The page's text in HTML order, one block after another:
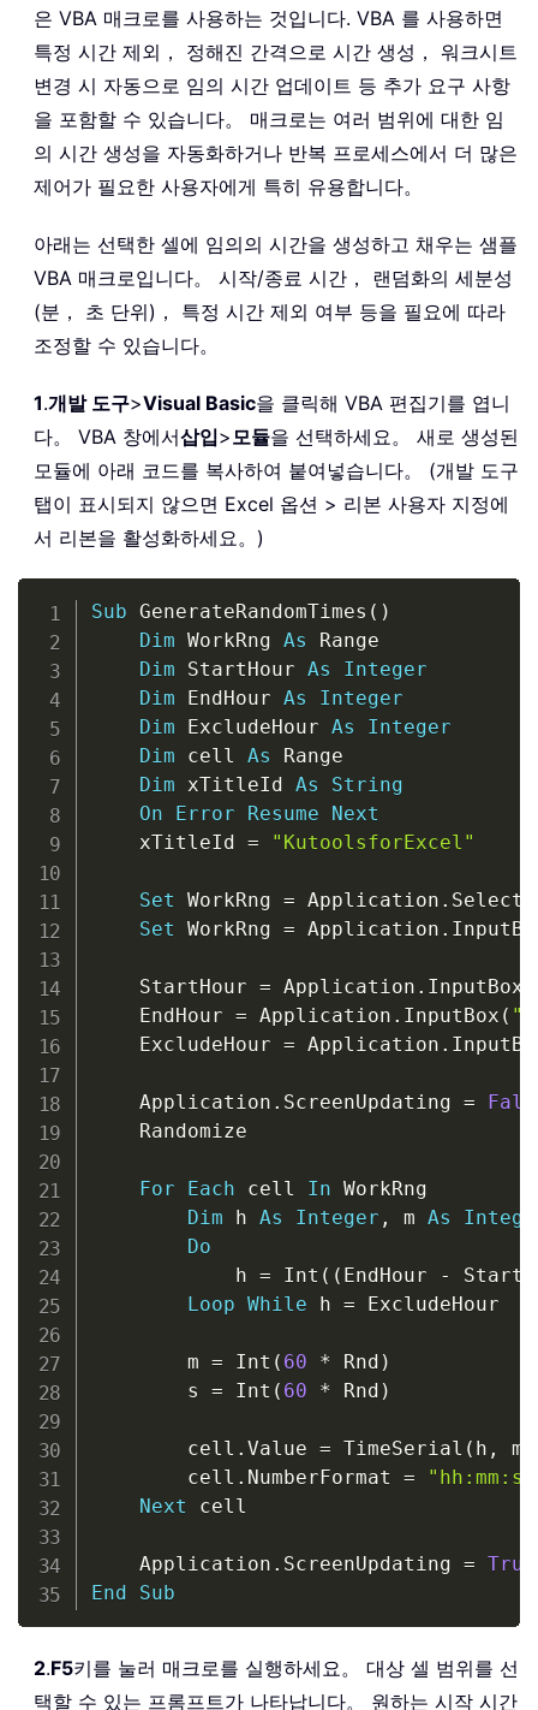
은 VBA 매크로를 사용하는 것입니다. VBA 를 사용하면
특정 시간 제외， 정해진 간격으로 시간 생성， 워크시트
변경 시 자동으로 임의 시간 업데이트 등 추가 요구 사항
을 포함할 수 있습니다。 매크로는 여러 범위에 대한 임
의 시간 생성을 자동화하거나 반복 프로세스에서 더 많은
제어가 필요한 사용자에게 특히 유용합니다。
아래는 선택한 셀에 임의의 시간을 생성하고 채우는 샘플
VBA 매크로입니다。 시작/종료 시간， 랜덤화의 세분성
(분， 초 단위)， 특정 시간 제외 여부 등을 필요에 따라
조정할 수 있습니다。
1.개발 도구>Visual Basic을 클릭해 VBA 편집기를 엽니
다。 VBA 창에서삽입>모듈을 선택하세요。 새로 생성된
모듈에 아래 코드를 복사하여 붙여넣습니다。 (개발 도구
탭이 표시되지 않으면 Excel 옵션 > 리본 사용자 지정에
서 리본을 활성화하세요。)
Sub GenerateRandomTimes ( )
Dim WorkRng As Range
Dim StartHour As
Integer
Dim EndHour As
Integer
Dim ExcludeHour As
Integer
Dim cell As Range
Dim xTitleId As
String
On
Error Resume
Next
    xTitleId
= "KutoolsforExcel"
Set WorkRng = Application .
Set WorkRng = Application .
    StartHour
= Application . InputBox
    EndHour
= Application . InputBox (
    ExcludeHour
= Application .
    Application
. ScreenUpdating =
    Randomize
For Each cell In WorkRng
Dim h As Integer , m As
Do
            h
= Int ( ( EndHour -
Loop While h = ExcludeHour
        m
= Int ( 60 * Rnd )
        s
= Int ( 60 * Rnd )
        cell
. Value = TimeSerial ( h , m
        cell
. NumberFormat =
Next cell
    Application
. ScreenUpdating = True
End
Sub
2.F5키를 눌러 매크로를 실행하세요。 대상 셀 범위를 선
택할 수 있는 프롬프트가 나타납니다。 원하는 시작 시간